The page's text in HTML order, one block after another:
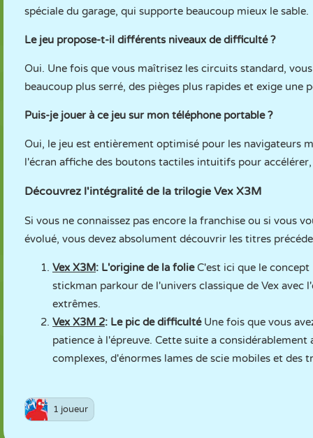
spéciale du garage, qui supporte beaucoup mieux le sable.
Le jeu propose-t-il différents niveaux de difficulté ?
Oui. Une fois que vous maîtrisez les circuits standard,
beaucoup plus serré, des pièges plus rapides et exige
Puis-je jouer à ce jeu sur mon téléphone portable ?
Oui, le jeu est entièrement optimisé pour les navigateurs
l'écran affiche des boutons tactiles intuitifs pour
Découvrez l'intégralité de la trilogie Vex X3M
Si vous ne connaissez pas encore la franchise ou si vous
évolué, vous devez absolument découvrir les titres
Vex X3M: L'origine de la folieC'est ici que le
stickman parkour de l'univers classique de Vex avec
extrêmes.
Vex X3M 2: Le pic de difficulté Une fois que vous
patience à l'épreuve. Cette suite a
complexes, d'énormes lames de scie mobiles et des
1 joueur